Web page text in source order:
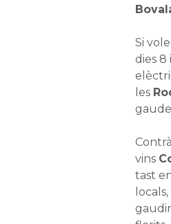
Si
dies 8
les
vins
tast